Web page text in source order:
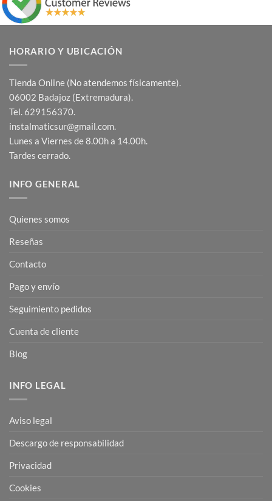
HORARIO Y UBICACIÓN
Tienda Online (No atendemos físicamente).
06002 Badajoz (Extremadura).
Tel. 629156370.
instalmaticsur@gmail.com.
Lunes a Viernes de 8.00h a 14.00h.
Tardes cerrado.
INFO GENERAL
Quienes somos
Reseñas
Contacto
Pago y envío
Seguimiento pedidos
Cuenta de cliente
Blog
INFO LEGAL
Aviso legal
Descargo de responsabilidad
Privacidad
Cookies